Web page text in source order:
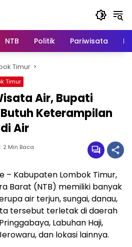
NTB Politik Pariwisata
Timur
Timur
Air, Bupati
Keterampilan
Air
2 Min Baca
– Kabupaten Lombok Timur,
Barat (NTB) memiliki banyak
air terjun, sungai, danau,
tersebut terletak di daerah
Labuhan Haji,
dan lokasi lainnya.